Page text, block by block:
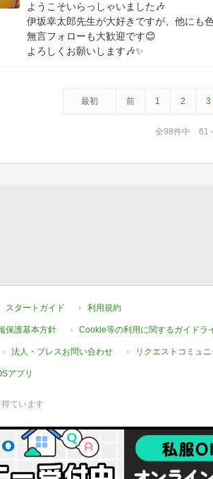
ようこそいらっしゃいました🎶
伊坂幸太郎先生が大好きですが、他にも
無言フォローも大歓迎です😊
よろしくお願いします🎶✨
最初 前 1 2 3
全98件中 61 -
スタートガイド 利用規約
保護基本方針 Cookie等の利用に関するガイドラ
法人・プレスお問い合わせ リクエストコミュニ
アプリ
ています